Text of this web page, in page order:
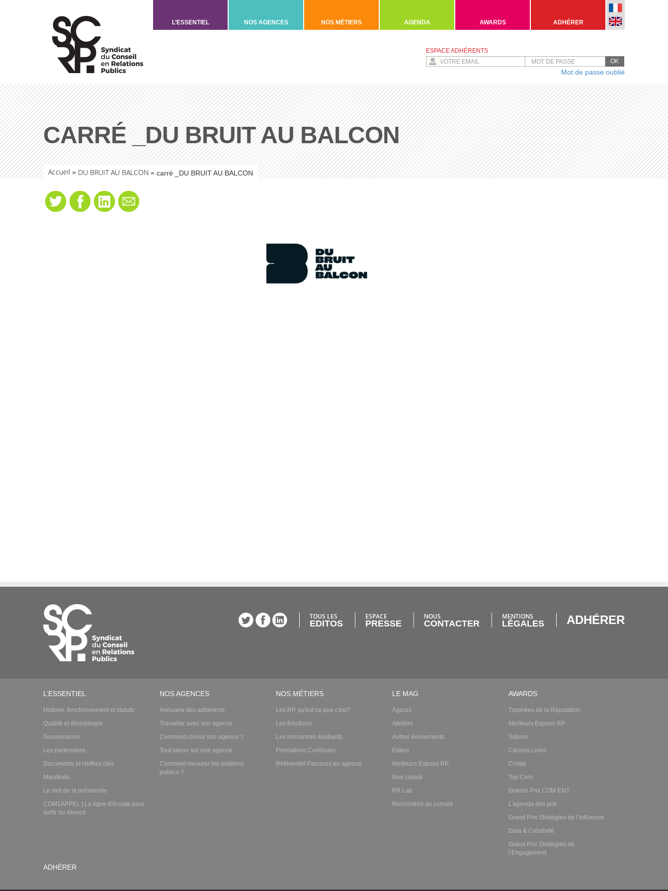
L’ESSENTIEL NOS AGENCES NOS MÉTIERS AGENDA AWARDS ADHÉRER
ESPACE ADHÉRENTS
OK
Mot de passe oublié
CARRÉ _DU BRUIT AU BALCON
Accueil » DU BRUIT AU BALCON » carré _DU BRUIT AU BALCON
TOUS LES
EDITOS
ESPACE
PRESSE
NOUS
CONTACTER
MENTIONS
LÉGALES ADHÉRER
L’ESSENTIEL
Histoire, fonctionnement et statuts
Qualité et déontologie
Gouvernance
Les partenaires
Documents et chiffres clés
Manifesto
Le mot de la présidente
COM1APPEL | La ligne d'écoute pour
sortir du silence
NOS AGENCES
Annuaire des adhérents
Travailler avec son agence
Comment choisir son agence ?
Tout savoir sur une agence
Comment mesurer les relations
publics ?
NOS MÉTIERS
Les RP, qu'est ce que c'est?
Les fonctions
Les rencontres étudiants
Formations Continues
Référentiel Parcours en agence
LE MAG
Agoras
Ateliers
Autres événements
Editos
Meilleurs Espoirs RP
Non classé
PR Lab
Rencontres du conseil
AWARDS
Trophées de la Réputation
Meilleurs Espoirs RP
Sabres
Cannes Lions
Cristal
Top Com
Grands Prix COM-ENT
L'agenda des prix
Grand Prix Stratégies de l’Influence
Data & Créativité
Grand Prix Stratégies de
l’Engagement
ADHÉRER